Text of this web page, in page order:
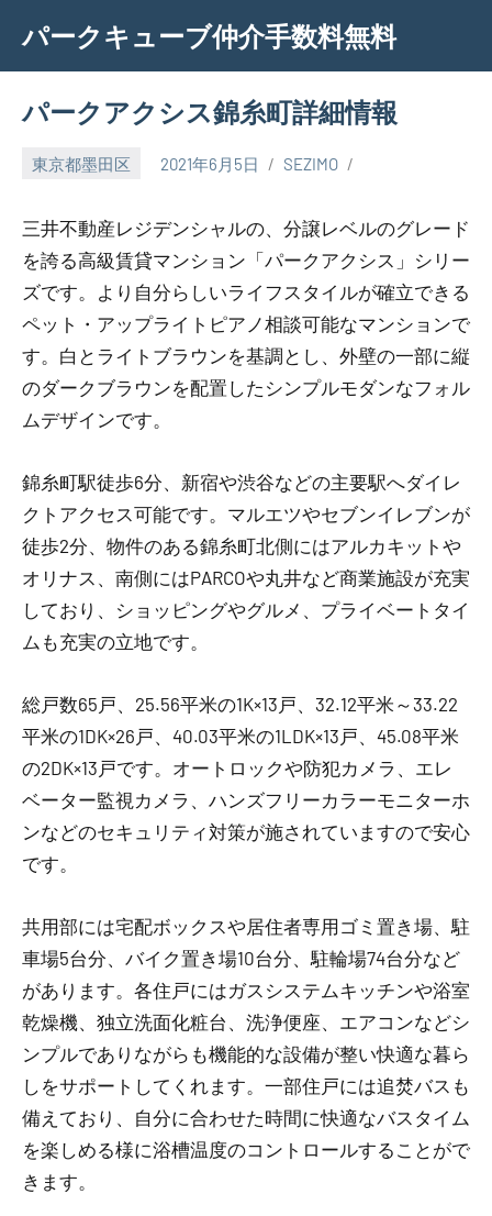
content
パークキューブ仲介手数料無料
パークアクシス錦糸町詳細情報
東京都墨田区 2021年6月5日 SEZIMO
三井不動産レジデンシャルの、分譲レベルのグレード
を誇る高級賃貸マンション「パークアクシス」シリー
ズです。より自分らしいライフスタイルが確立できる
ペット・アップライトピアノ相談可能なマンションで
す。白とライトブラウンを基調とし、外壁の一部に縦
のダークブラウンを配置したシンプルモダンなフォル
ムデザインです。
錦糸町駅徒歩6分、新宿や渋谷などの主要駅へダイレ
クトアクセス可能です。マルエツやセブンイレブンが
徒歩2分、物件のある錦糸町北側にはアルカキットや
オリナス、南側にはPARCOや丸井など商業施設が充実
しており、ショッピングやグルメ、プライベートタイ
ムも充実の立地です。
総戸数65戸、25.56平米の1K×13戸、32.12平米～33.22
平米の1DK×26戸、40.03平米の1LDK×13戸、45.08平米
の2DK×13戸です。オートロックや防犯カメラ、エレ
ベーター監視カメラ、ハンズフリーカラーモニターホ
ンなどのセキュリティ対策が施されていますので安心
です。
共用部には宅配ボックスや居住者専用ゴミ置き場、駐
車場5台分、バイク置き場10台分、駐輪場74台分など
があります。各住戸にはガスシステムキッチンや浴室
乾燥機、独立洗面化粧台、洗浄便座、エアコンなどシ
ンプルでありながらも機能的な設備が整い快適な暮ら
しをサポートしてくれます。一部住戸には追焚バスも
備えており、自分に合わせた時間に快適なバスタイム
を楽しめる様に浴槽温度のコントロールすることがで
きます。